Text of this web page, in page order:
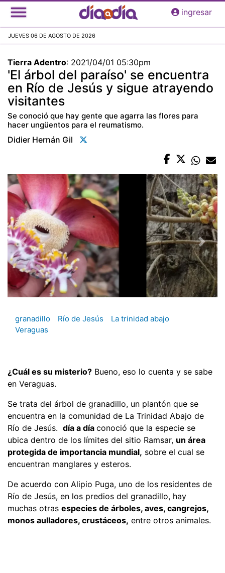
Pasar
al
principal
ingresar
JUEVES 06 DE AGOSTO DE 2026
Tierra Adentro: 2021/04/01 05:30pm
'El árbol del paraíso' se encuentra
en Río de Jesús y sigue atrayendo
visitantes
Se conoció que hay gente que agarra las flores para
hacer ungüentos para el reumatismo.
Didier Hernán Gil
granadillo Río de Jesús
La trinidad abajo
Veraguas
¿Cuál es su misterio? Bueno, eso lo cuenta y se sabe
en Veraguas.
Se trata del árbol de granadillo, un plantón que se
encuentra en la comunidad de La Trinidad Abajo de
Río de Jesús. día a día conoció que la especie se
ubica dentro de los límites del sitio Ramsar, un área
protegida de importancia mundial, sobre el cual se
encuentran manglares y esteros.
De acuerdo con Alipio Puga, uno de los residentes de
Río de Jesús, en los predios del granadillo, hay
muchas otras especies de árboles, aves, cangrejos,
monos aulladores, crustáceos, entre otros animales.